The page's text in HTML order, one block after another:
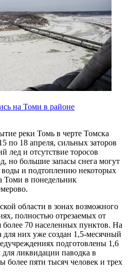
на Томи в районе
реки Томь в черте Томска
по 18 апреля, сильных заторов
лед и отсутствие торосов
но большие запасы снега могут
и подтоплению некоторых
Томи в понедельник
области в зонах возможного
полностью отрезаемых от
70 населенных пунктов. На
для них уже создан 1,5-месячный
подготовлены 1,6
ликвидации паводка в
более пяти тысяч человек и трех